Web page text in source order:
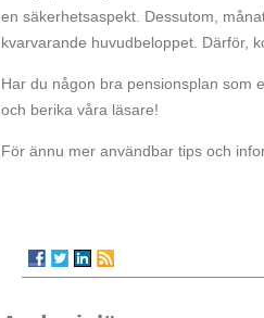
en säkerhetsaspekt. Dessutom,
kvarvarande huvudbeloppet. Därför,
Har du någon bra pensionsplan som
och berika våra läsare!
För ännu mer användbar tips och